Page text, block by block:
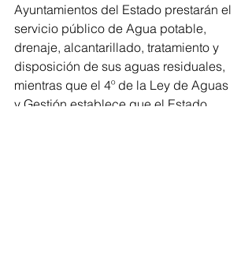
Ayuntamientos del Estado prestarán el
servicio público de Agua potable,
drenaje, alcantarillado, tratamiento y
disposición de sus aguas residuales,
mientras que el 4º de la Ley de Aguas
y Gestión establece que el Estado